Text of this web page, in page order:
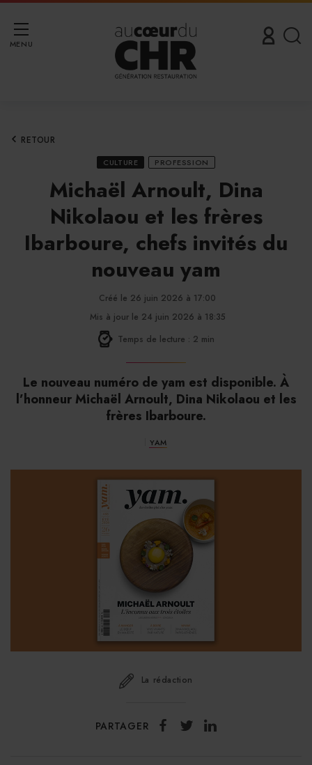
MENU
RETOUR
CULTURE PROFESSION
Michaël Arnoult, Dina
Nikolaou et les frères
Ibarboure, chefs invités du
nouveau yam
Créé le 26 juin 2026 à 17:00
Mis à jour le 24 juin 2026 à 18:35
Temps de lecture : 2 min
Le nouveau numéro de yam est disponible. À
l’honneur Michaël Arnoult, Dina Nikolaou et les
frères Ibarboure.
YAM
La rédaction
PARTAGER